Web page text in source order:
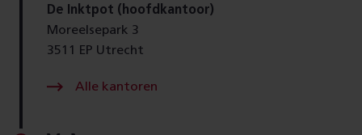
De Inktpot (hoofdkantoor)
Moreelsepark 3
3511 EP Utrecht
Alle kantoren